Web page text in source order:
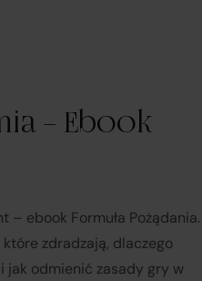
– Ebook
– ebook Formuła Pożądania.
zdradzają, dlaczego
jak odmienić zasady gry w
tym za dostarczenie towarów
właściwościami